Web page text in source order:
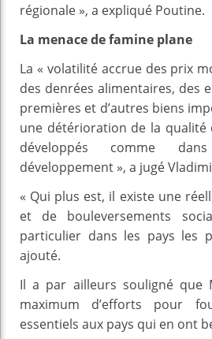
régionale », a expliqué Poutine.
La menace de famine plane
La « volatilité accrue des prix
des denrées alimentaires, des
premières et d’autres biens
une détérioration de la qualité
développés comme
développement », a jugé
« Qui plus est, il existe une
et de bouleversements
particulier dans les pays les
ajouté.
Il a par ailleurs souligné que
maximum d’efforts pour
essentiels aux pays qui en ont